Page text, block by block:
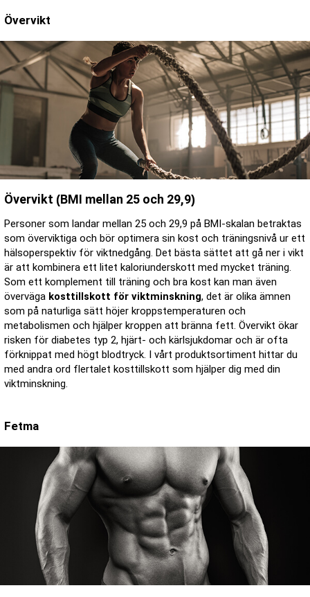
Övervikt
Övervikt (BMI mellan 25 och 29,9)
Personer som landar mellan 25 och 29,9 på BMI-skalan betraktas
som överviktiga och bör optimera sin kost och träningsnivå ur ett
hälsoperspektiv för viktnedgång. Det bästa sättet att gå ner i vikt
är att kombinera ett litet kaloriunderskott med mycket träning.
Som ett komplement till träning och bra kost kan man även
överväga kosttillskott för viktminskning, det är olika ämnen
som på naturliga sätt höjer kroppstemperaturen och
metabolismen och hjälper kroppen att bränna fett. Övervikt ökar
risken för diabetes typ 2, hjärt- och kärlsjukdomar och är ofta
förknippat med högt blodtryck. I vårt produktsortiment hittar du
med andra ord flertalet kosttillskott som hjälper dig med din
viktminskning.
Fetma